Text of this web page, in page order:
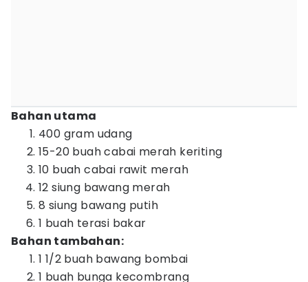
Bahan utama
400 gram udang
15-20 buah cabai merah keriting
10 buah cabai rawit merah
12 siung bawang merah
8 siung bawang putih
1 buah terasi bakar
Bahan tambahan:
1 1/2 buah bawang bombai
1 buah bunga kecombrang